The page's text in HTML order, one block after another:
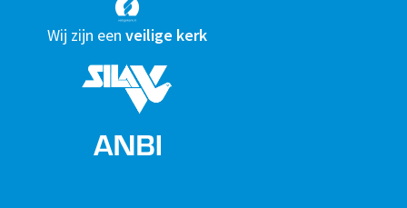
Wij zijn een veilige kerk